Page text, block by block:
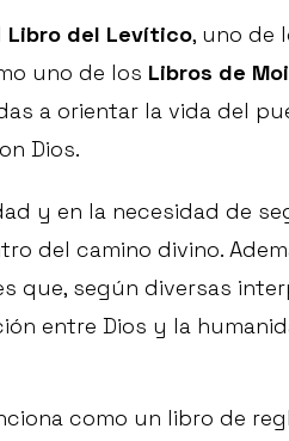
Libro del Levítico, uno de
uno de los Libros de
a orientar la vida del
Dios.
y en la necesidad de
del camino divino.
que, según diversas
entre Dios y la
como un libro de